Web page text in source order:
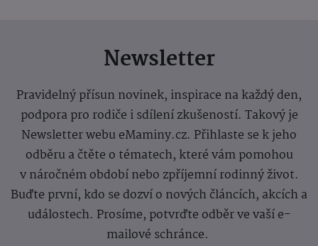
Newsletter
Pravidelný přísun novinek, inspirace na každý den,
podpora pro rodiče i sdílení zkušeností. Takový je
Newsletter webu eMaminy.cz. Přihlaste se k jeho
odběru a čtěte o tématech, které vám pomohou
v náročném období nebo zpříjemní rodinný život.
Buďte první, kdo se dozví o nových článcích, akcích a
událostech. Prosíme, potvrďte odběr ve vaší e-
mailové schránce.